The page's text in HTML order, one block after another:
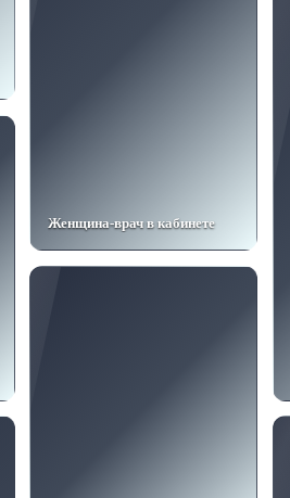
Женщина-врач в кабинете